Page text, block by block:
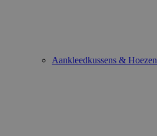
Aankleedkussens & Hoezen